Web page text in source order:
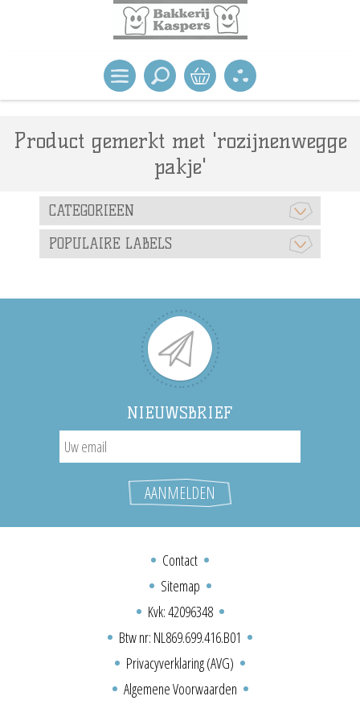
Product gemerkt met 'rozijnenwegge
pakje'
CATEGORIEEN
POPULAIRE LABELS
NIEUWSBRIEF
Contact
Sitemap
Kvk: 42096348
Btw nr: NL869.699.416.B01
Privacyverklaring (AVG)
Algemene Voorwaarden